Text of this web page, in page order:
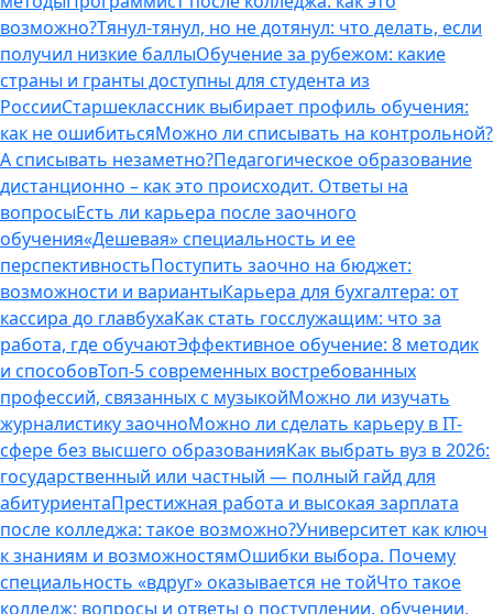
возможно?Тянул-тянул, но не дотянул: что делать, если
получил низкие баллыОбучение за рубежом: какие
страны и гранты доступны для студента из
РоссииСтаршеклассник выбирает профиль обучения:
как не ошибитьсяМожно ли списывать на контрольной?
А списывать незаметно?Педагогическое образование
дистанционно – как это происходит. Ответы на
вопросыЕсть ли карьера после заочного
обучения«Дешевая» специальность и ее
перспективностьПоступить заочно на бюджет:
возможности и вариантыКарьера для бухгалтера: от
кассира до главбухаКак стать госслужащим: что за
работа, где обучаютЭффективное обучение: 8 методик
и способовТоп-5 современных востребованных
профессий, связанных с музыкойМожно ли изучать
журналистику заочноМожно ли сделать карьеру в IT-
сфере без высшего образованияКак выбрать вуз в 2026:
государственный или частный — полный гайд для
абитуриентаПрестижная работа и высокая зарплата
после колледжа: такое возможно?Университет как ключ
к знаниям и возможностямОшибки выбора. Почему
специальность «вдруг» оказывается не тойЧто такое
колледж: вопросы и ответы о поступлении, обучении,